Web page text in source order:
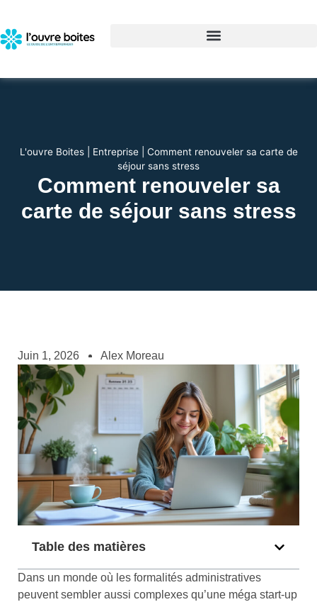
L'ouvre Boites| Entreprise| Comment renouveler sa carte de
séjour sans stress
Comment renouveler sa
carte de séjour sans stress
Juin 1, 2026 Alex Moreau
Table des matières
Dans un monde où les formalités administratives
peuvent sembler aussi complexes qu’une méga start-up